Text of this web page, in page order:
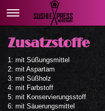
Toggle
Zusatzstoffe
1: mit Süßungsmittel
2: mit Aspartam
3: mit Süßholz
4: mit Farbstoff
5: mit Konservierungsstoff
6: mit Säuerungsmittel